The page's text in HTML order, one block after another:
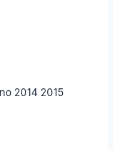
2014 2015